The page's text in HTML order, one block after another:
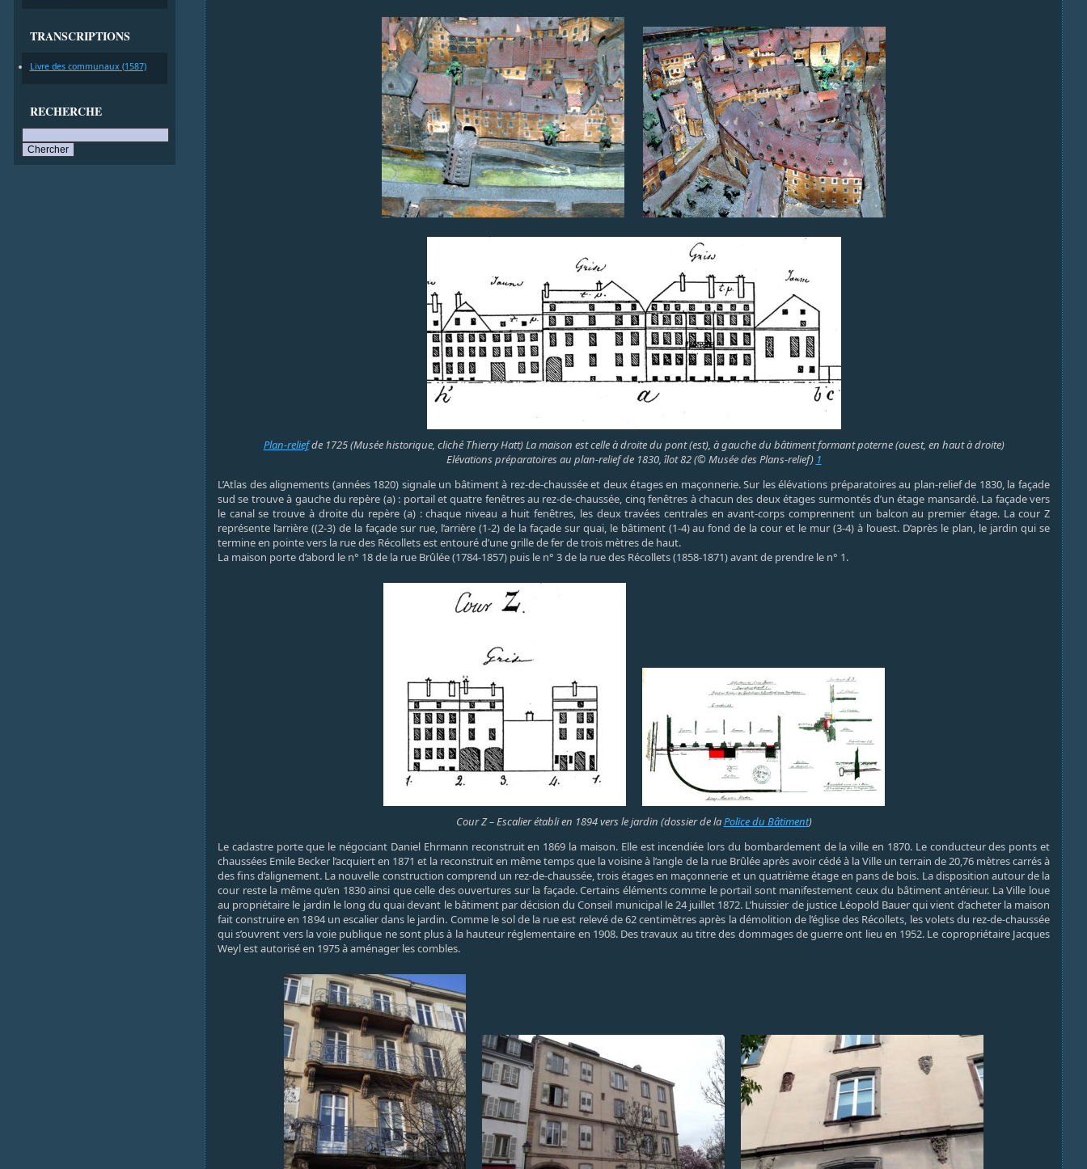
TRANSCRIPTIONS
Livre des communaux (1587)
RECHERCHE
Plan-reliefde 1725 (Musée historique, cliché Thierry Hatt) La maison est celle à droite du pont (est), à gauche du bâtiment formant poterne (ouest, en haut à droite)
Elévations préparatoires au plan-relief de 1830, îlot 82 (© Musée des Plans-relief) 1
L’Atlas des alignements (années 1820) signale un bâtiment à rez-de-chaussée et deux étages en maçonnerie. Sur les élévations préparatoires au plan-relief de 1830, la façade
sud se trouve à gauche du repère (a) : portail et quatre fenêtres au rez-de-chaussée, cinq fenêtres à chacun des deux étages surmontés d’un étage mansardé. La façade vers
le canal se trouve à droite du repère (a) : chaque niveau a huit fenêtres, les deux travées centrales en avant-corps comprennent un balcon au premier étage. La cour Z
représente l’arrière ((2-3) de la façade sur rue, l’arrière (1-2) de la façade sur quai, le bâtiment (1-4) au fond de la cour et le mur (3-4) à l’ouest. D’après le plan, le jardin qui se
termine en pointe vers la rue des Récollets est entouré d’une grille de fer de trois mètres de haut.
La maison porte d’abord le n° 18 de la rue Brûlée (1784-1857) puis le n° 3 de la rue des Récollets (1858-1871) avant de prendre le n° 1.
Cour Z – Escalier établi en 1894 vers le jardin (dossier de laPolice du Bâtiment)
Le cadastre porte que le négociant Daniel Ehrmann reconstruit en 1869 la maison. Elle est incendiée lors du bombardement de la ville en 1870. Le conducteur des ponts et
chaussées Emile Becker l’acquiert en 1871 et la reconstruit en même temps que la voisine à l’angle de la rue Brûlée après avoir cédé à la Ville un terrain de 20,76 mètres carrés à
des fins d’alignement. La nouvelle construction comprend un rez-de-chaussée, trois étages en maçonnerie et un quatrième étage en pans de bois. La disposition autour de la
cour reste la même qu’en 1830 ainsi que celle des ouvertures sur la façade. Certains éléments comme le portail sont manifestement ceux du bâtiment antérieur. La Ville loue
au propriétaire le jardin le long du quai devant le bâtiment par décision du Conseil municipal le 24 juillet 1872. L’huissier de justice Léopold Bauer qui vient d’acheter la maison
fait construire en 1894 un escalier dans le jardin. Comme le sol de la rue est relevé de 62 centimètres après la démolition de l’église des Récollets, les volets du rez-de-chaussée
qui s’ouvrent vers la voie publique ne sont plus à la hauteur réglementaire en 1908. Des travaux au titre des dommages de guerre ont lieu en 1952. Le copropriétaire Jacques
Weyl est autorisé en 1975 à aménager les combles.